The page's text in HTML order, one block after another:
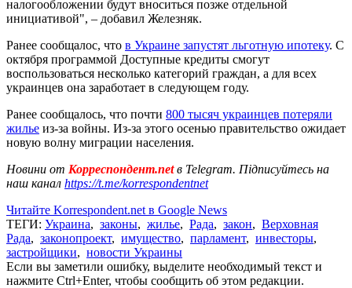
налогообложении будут вноситься позже отдельной
инициативой", – добавил Железняк.
Ранее сообщалос, что в Украине запустят льготную ипотеку. С
октября программой Доступные кредиты смогут
воспользоваться несколько категорий граждан, а для всех
украинцев она заработает в следующем году.
Ранее сообщалось, что почти 800 тысяч украинцев потеряли
жилье из-за войны. Из-за этого осенью правительство ожидает
новую волну миграции населения.
Новини от Корреспондент.netв Telegram. Підписуйтесь на
наш канал https://t.me/korrespondentnet
Читайте Korrespondent.net в Google News
ТЕГИ: Украина, законы, жилье, Рада, закон, Верховная
Рада, законопроект, имущество, парламент, инвесторы,
застройщики, новости Украины
Если вы заметили ошибку, выделите необходимый текст и
нажмите Ctrl+Enter, чтобы сообщить об этом редакции.